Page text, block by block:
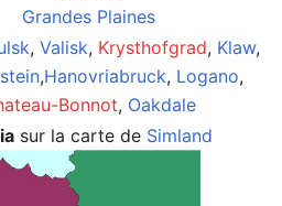
Grandes Plaines
, Valisk, Krysthofgrad, Klaw,
,Hanovriabruck, Logano,
Bonnot, Oakdale
sur la carte de Simland